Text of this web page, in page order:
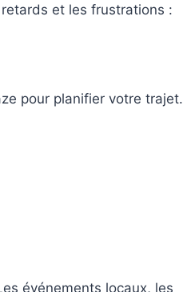
et les frustrations :
pour planifier votre trajet.
événements locaux, les